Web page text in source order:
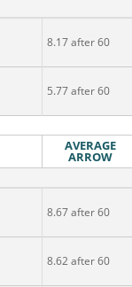
8.17 after 60
5.77 after 60
AVERAGE
ARROW
8.67 after 60
8.62 after 60